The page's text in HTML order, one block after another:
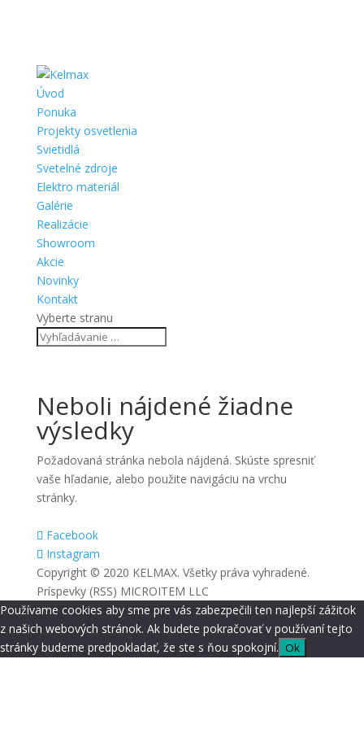
Úvod
Ponuka
Projekty osvetlenia
Svietidlá
Svetelné zdroje
Elektro materiál
Galérie
Realizácie
Showroom
Akcie
Novinky
Kontakt
Vyberte stranu
Neboli nájdené žiadne
výsledky
Požadovaná stránka nebola nájdená. Skúste spresniť
vaše hľadanie, alebo použite navigáciu na vrchu
stránky.
Facebook
Instagram
Copyright © 2020 KELMAX. Všetky práva vyhradené.
Príspevky (RSS) MICROITEM LLC
Používame cookies aby sme pre vás zabezpečili ten najlepší zážitok
z našich webových stránok. Ak budete pokračovať v používaní tejto
stránky budeme predpokladať, že ste s ňou spokojní. Ok